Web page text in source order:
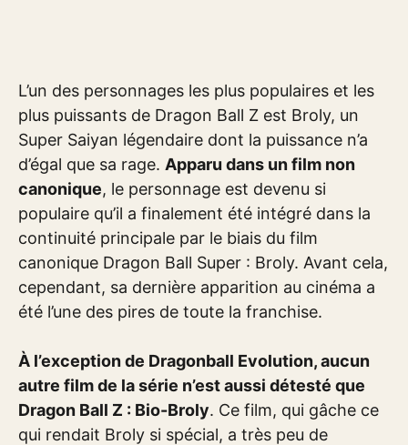
L’un des personnages les plus populaires et les
plus puissants de Dragon Ball Z est Broly, un
Super Saiyan légendaire dont la puissance n’a
d’égal que sa rage. Apparu dans un film non
canonique, le personnage est devenu si
populaire qu’il a finalement été intégré dans la
continuité principale par le biais du film
canonique Dragon Ball Super : Broly. Avant cela,
cependant, sa dernière apparition au cinéma a
été l’une des pires de toute la franchise.
À l’exception de Dragonball Evolution, aucun
autre film de la série n’est aussi détesté que
Dragon Ball Z : Bio-Broly. Ce film, qui gâche ce
qui rendait Broly si spécial, a très peu de